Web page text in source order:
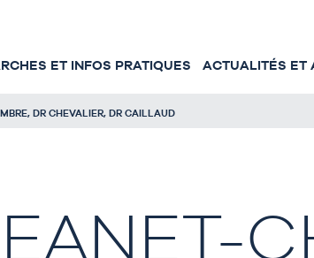
ET INFOS PRATIQUES ACTUALITÉS ET
DR CHEVALIER, DR CAILLAUD